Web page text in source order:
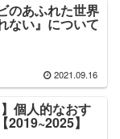
のあふれた世界
ない』について
2021.09.16
個人的なおす
2019~2025】